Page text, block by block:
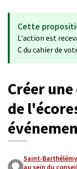
Cette
L'action est
C du cahier de
Créer
de
Saint-
au sein du